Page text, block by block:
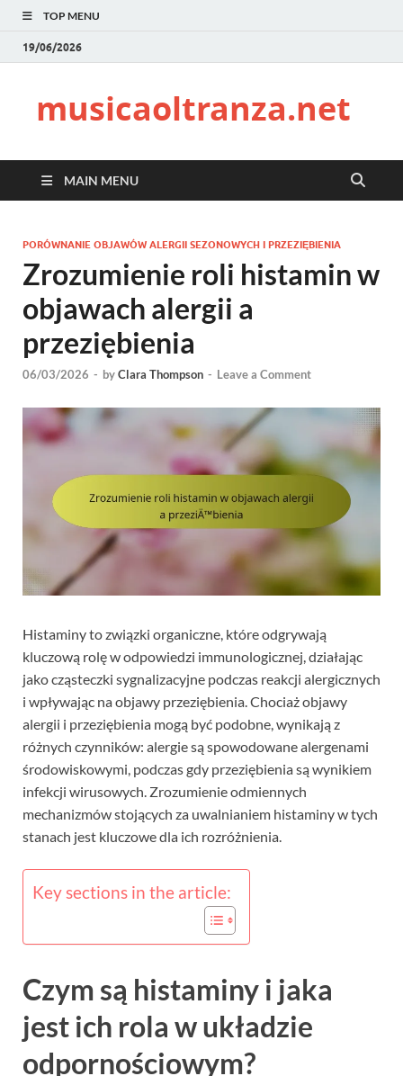
TOP MENU
19/06/2026
musicaoltranza.net
MAIN MENU
PORÓWNANIE OBJAWÓW ALERGII SEZONOWYCH I PRZEZIĘBIENIA
Zrozumienie roli histamin w
objawach alergii a
przeziębienia
06/03/2026 - byClara Thompson - Leave a Comment
Histaminy to związki organiczne, które odgrywają
kluczową rolę w odpowiedzi immunologicznej, działając
jako cząsteczki sygnalizacyjne podczas reakcji alergicznych
i wpływając na objawy przeziębienia. Chociaż objawy
alergii i przeziębienia mogą być podobne, wynikają z
różnych czynników: alergie są spowodowane alergenami
środowiskowymi, podczas gdy przeziębienia są wynikiem
infekcji wirusowych. Zrozumienie odmiennych
mechanizmów stojących za uwalnianiem histaminy w tych
stanach jest kluczowe dla ich rozróżnienia.
Key sections in the article:
Czym są histaminy i jaka
jest ich rola w układzie
odpornościowym?